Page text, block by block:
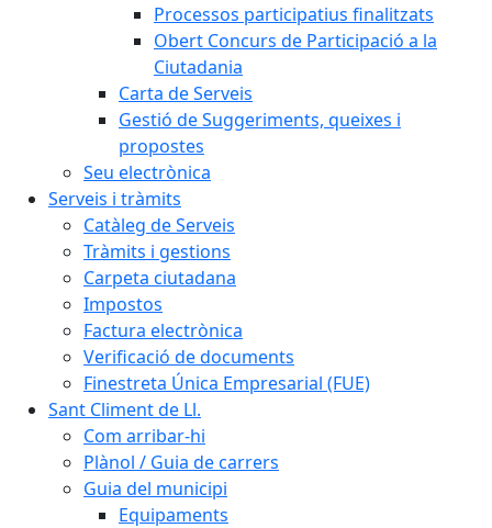
Processos participatius finalitzats
Obert Concurs de Participació a la
Ciutadania
Carta de Serveis
Gestió de Suggeriments, queixes i
propostes
Seu electrònica
Serveis i tràmits
Catàleg de Serveis
Tràmits i gestions
Carpeta ciutadana
Impostos
Factura electrònica
Verificació de documents
Finestreta Única Empresarial (FUE)
Sant Climent de Ll.
Com arribar-hi
Plànol / Guia de carrers
Guia del municipi
Equipaments